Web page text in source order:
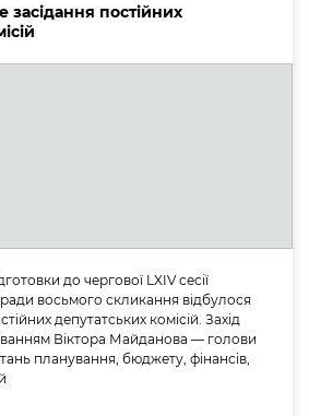
засідання постійних
до чергової LXIV сесії
ради восьмого скликання відбулося
депутатських комісій. Захід
Віктора Майданова — голови
планування, бюджету, фінансів,